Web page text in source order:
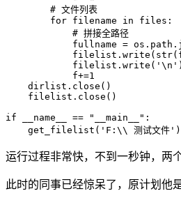
if __name__ == "__main__":
    get_filelist('F:\\ 测试文件')
运行过程非常快，不到一秒钟，两
此时的同事已经惊呆了，原计划他